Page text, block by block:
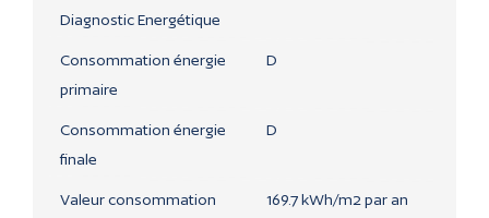
Diagnostic Energétique
Consommation énergie
primaire
D
Consommation énergie
finale
D
Valeur consommation
169.7 kWh/m2 par an